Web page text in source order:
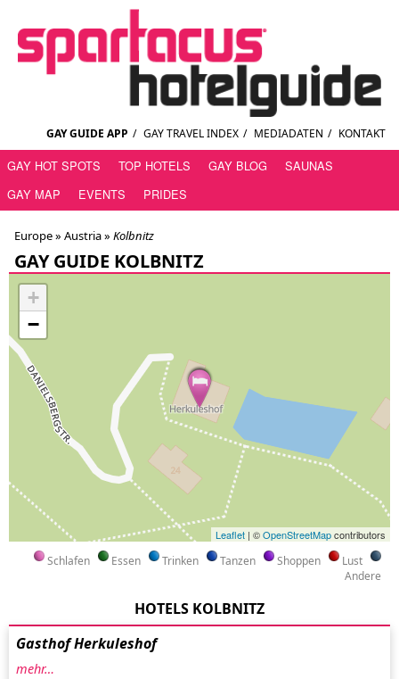
GAY GUIDE APP / GAY TRAVEL INDEX / MEDIADATEN / KONTAKT
GAY HOT SPOTS TOP HOTELS GAY BLOG
SAUNAS
GAY MAP
EVENTS PRIDES
Europe » Austria» Kolbnitz
GAY GUIDE KOLBNITZ
+
−
Leaflet | ©OpenStreetMapcontributors
Schlafen Essen Trinken Tanzen Shoppen
Lust
Andere
HOTELS KOLBNITZ
Gasthof Herkuleshof
mehr…